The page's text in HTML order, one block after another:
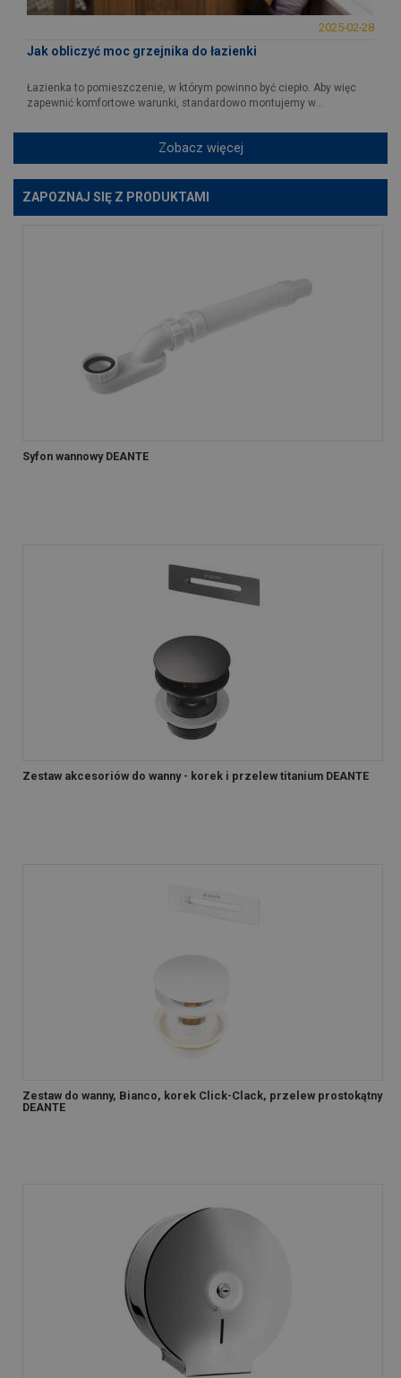
2025-02-28
Jak obliczyć moc grzejnika do łazienki
Łazienka to pomieszczenie, w którym powinno być ciepło. Aby więc
zapewnić komfortowe warunki, standardowo montujemy w...
Zobacz więcej
ZAPOZNAJ SIĘ Z PRODUKTAMI
Syfon wannowy DEANTE
Zestaw akcesoriów do wanny - korek i przelew titanium DEANTE
Zestaw do wanny, Bianco, korek Click-Clack, przelew prostokątny
DEANTE